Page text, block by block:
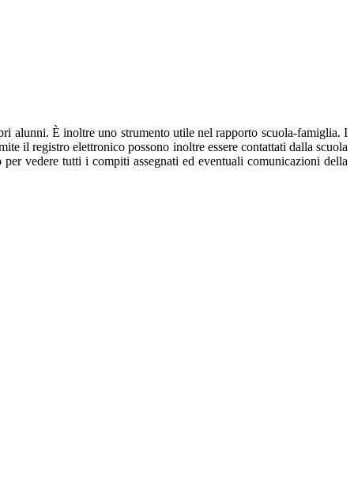
alunni. È inoltre uno strumento utile nel rapporto scuola-famiglia. I
il registro elettronico possono inoltre essere contattati dalla scuola
vedere tutti i compiti assegnati ed eventuali comunicazioni della